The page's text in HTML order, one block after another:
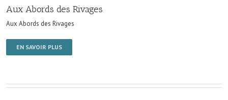
Aux Abords des Rivages
Aux Abords des Rivages
EN SAVOIR PLUS